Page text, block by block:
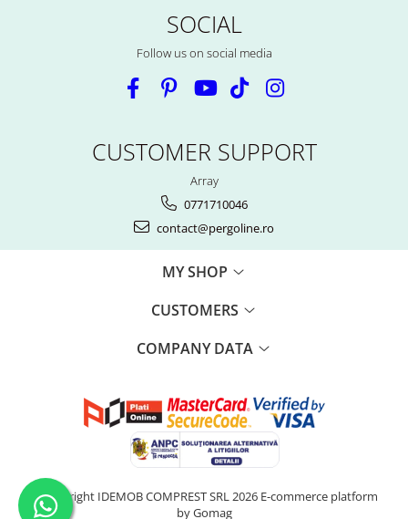
SOCIAL
Follow us on social media
CUSTOMER SUPPORT
Array
0771710046
contact@pergoline.ro
MY SHOP
CUSTOMERS
COMPANY DATA
©Copyright IDEMOB COMPREST SRL 2026 E-commerce platform
by Gomag